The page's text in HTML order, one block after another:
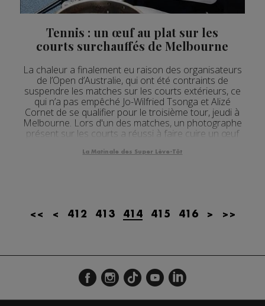
Tennis : un œuf au plat sur les
courts surchauffés de Melbourne
La chaleur a finalement eu raison des organisateurs
de l’Open d’Australie, qui ont été contraints de
suspendre les matches sur les courts extérieurs, ce
qui n’a pas empêché Jo-Wilfried Tsonga et Alizé
Cornet de se qualifier pour le troisième tour, jeudi à
Melbourne. Lors d'un des matches, un photographe
présent sur les courts a réussi à faire cuire un œuf
La Matinale des Super Lève-Tôt
<< < 412 413 414 415 416 > >>